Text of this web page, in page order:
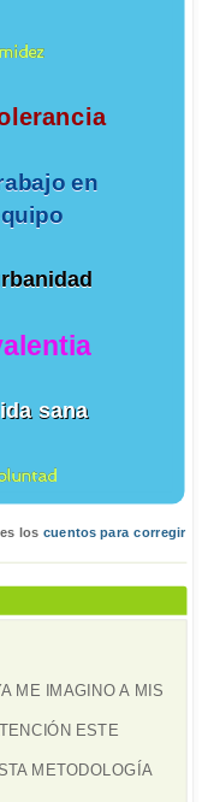
en
sana
los cuentos para corregir
ME IMAGINO A MIS
ESTE
METODOLOGÍA